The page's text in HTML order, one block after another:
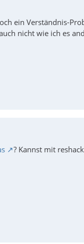
ein Verständnis-
nicht wie ich es
? Kannst mit